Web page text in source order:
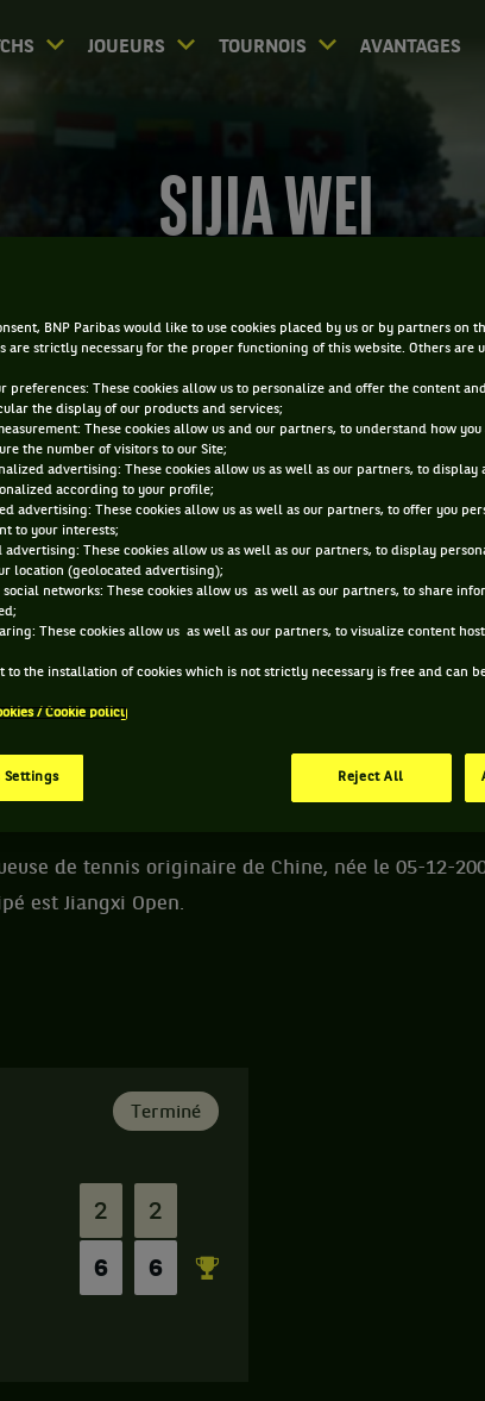
JOUEURS TOURNOIS AVANTAGES
SIJIA WEI
SIJIA WEI ET INFORMATIONS DE LA JOUEUSE
173 PTS
434 05/12/2003
de tennis originaire de Chine, née le 05-12-
est Jiangxi Open.
Terminé
2 2
6 6
BNP Paribas would like to use cookies placed by us or by partners on
are strictly necessary for the proper functioning of this website. Others are
preferences: These cookies allow us to personalize and offer the content
the display of our products and services;
These cookies allow us and our partners, to understand how you
the number of visitors to our Site;
advertising: These cookies allow us as well as our partners, to display
according to your profile;
advertising: These cookies allow us as well as our partners, to offer you
to your interests;
advertising: These cookies allow us as well as our partners, to display
location (geolocated advertising);
networks: These cookies allow us as well as our partners, to share
These cookies allow us as well as our partners, to visualize content
to the installation of cookies which is not strictly necessary is free and can
/ Cookie policy
Settings Reject All